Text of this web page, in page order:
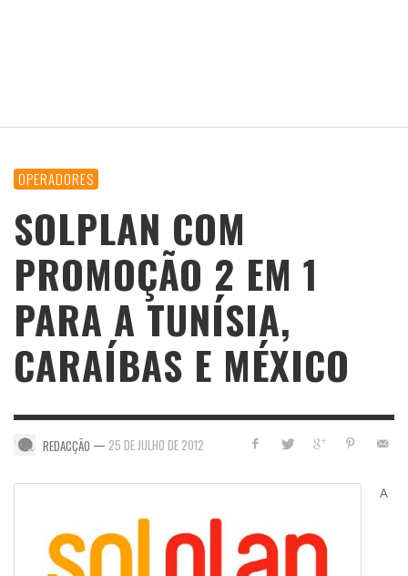
OPERADORES
SOLPLAN COM
PROMOÇÃO 2 EM 1
PARA A TUNÍSIA,
CARAÍBAS E MÉXICO
REDACÇÃO — 25 DE JULHO DE 2012
A